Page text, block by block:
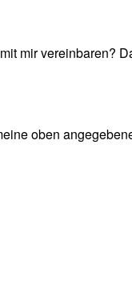
mir vereinbaren?
oben